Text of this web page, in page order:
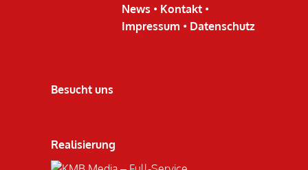
News • Kontakt •
Impressum • Datenschutz
Besucht uns
Realisierung